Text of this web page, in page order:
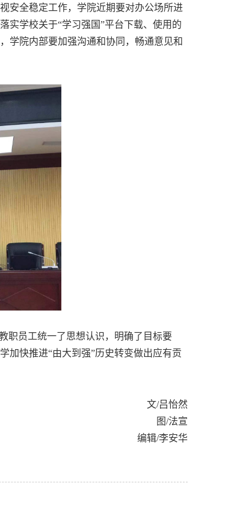
安全稳定工作，学院近期要对办公场所进
实学校关于“学习强国”平台下载、使用的
学院内部要加强沟通和协同，畅通意见和
职员工统一了思想认识，明确了目标要
加快推进“由大到强”历史转变做出应有贡
/吕怡然
图/法宣
编辑/李安华